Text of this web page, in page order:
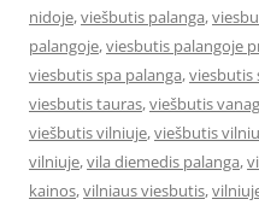
nidoje,viešbutis palanga,
palangoje,viesbutis palangoje
viesbutis spa palanga,viesbutis
viesbutis tauras,viešbutis
viešbutis vilniuje,viešbutis
vilniuje,vila diemedis palanga,
kainos,vilniaus viesbutis,